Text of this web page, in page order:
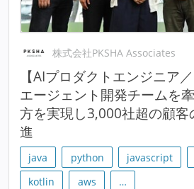
株式会社PKSHA Associates
【AIプロダクトエンジニア
エージェント開発チームを
方を実現し3,000社超の顧
進
java python javascript
kotlin
aws …